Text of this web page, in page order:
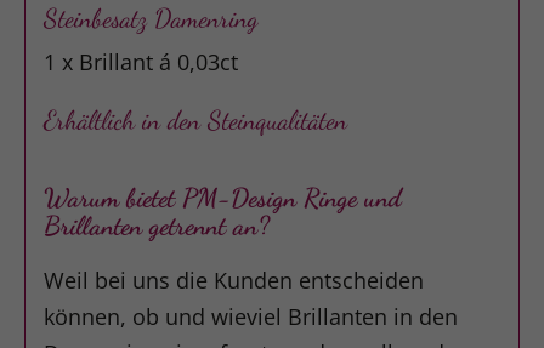
Steinbesatz Damenring
1 x Brillant á 0,03ct
Erhältlich in den Steinqualitäten
Warum bietet PM-Design Ringe und
Brillanten getrennt an?
Weil bei uns die Kunden entscheiden
können, ob und wieviel Brillanten in den